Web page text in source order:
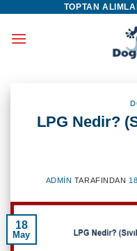
TOPTAN
LPG Nedir?
ADMIN TARAFINDAN
18
May